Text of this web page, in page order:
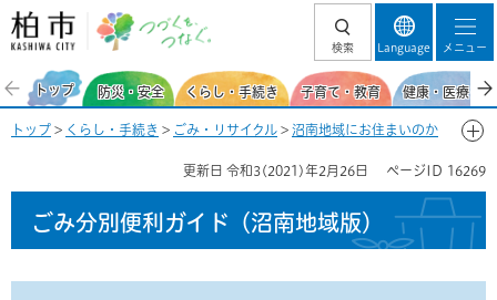
柏市 つづくを、
検索 Language メニュー
トップ 防災・安全 くらし・手続き 子育て・教育 健康・医療・
トップ > くらし・手続き > ごみ・リサイクル > 沼南地域にお住まいのか
更新日 令和3(2021)年2月26日 ページID 16269
ごみ分別便利ガイド （沼南地域版）